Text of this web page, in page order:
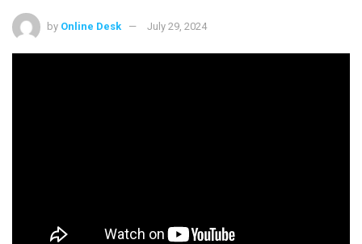
by Online Desk July 29, 2024